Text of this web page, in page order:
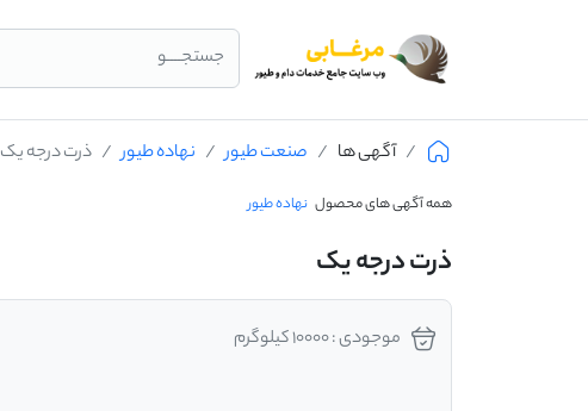
جستجــــو
آگهی ها صنعت طیور نهاده طیور ذرت درجه یک
همه آگهی های محصول نهاده طیور
ذرت درجه یک
موجودی : 10000 کیلوگرم